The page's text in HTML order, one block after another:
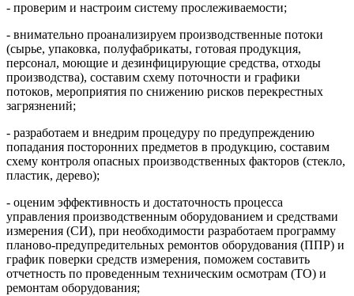
- проверим и настроим систему прослеживаемости;
- внимательно проанализируем производственные потоки
(сырье, упаковка, полуфабрикаты, готовая продукция,
персонал, моющие и дезинфицирующие средства, отходы
производства), составим схему поточности и графики
потоков, мероприятия по снижению рисков перекрестных
загрязнений;
- разработаем и внедрим процедуру по предупреждению
попадания посторонних предметов в продукцию, составим
схему контроля опасных производственных факторов (стекло,
пластик, дерево);
- оценим эффективность и достаточность процесса
управления производственным оборудованием и средствами
измерения (СИ), при необходимости разработаем программу
планово-предупредительных ремонтов оборудования (ППР) и
график поверки средств измерения, поможем составить
отчетность по проведенным техническим осмотрам (ТО) и
ремонтам оборудования;